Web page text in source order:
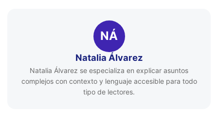
NÁ
Natalia Álvarez
Natalia Álvarez se especializa en explicar asuntos
complejos con contexto y lenguaje accesible para todo
tipo de lectores.